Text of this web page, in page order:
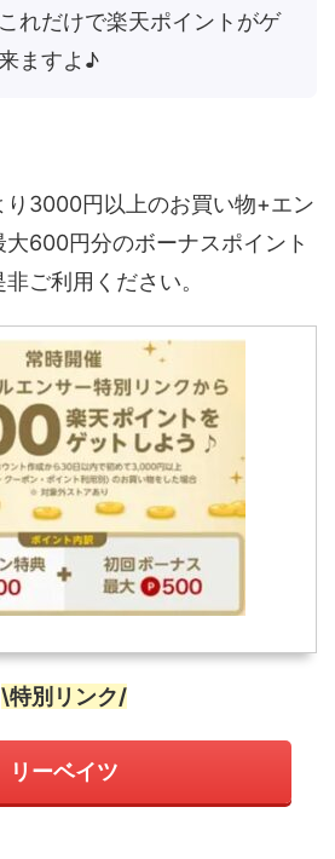
れだけで楽天ポイントがゲ
ますよ♪
り3000円以上のお買い物+エン
大600円分のボーナスポイント
ご利用ください。
\特別リンク/
リーベイツ